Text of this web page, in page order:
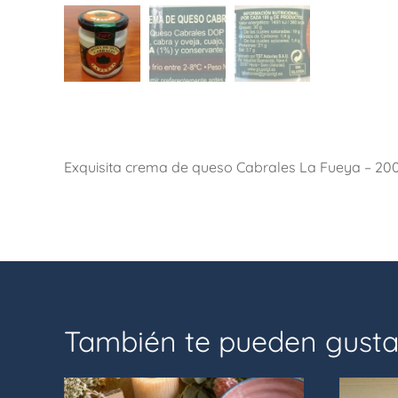
Exquisita crema de queso Cabrales La Fueya –
También te pueden